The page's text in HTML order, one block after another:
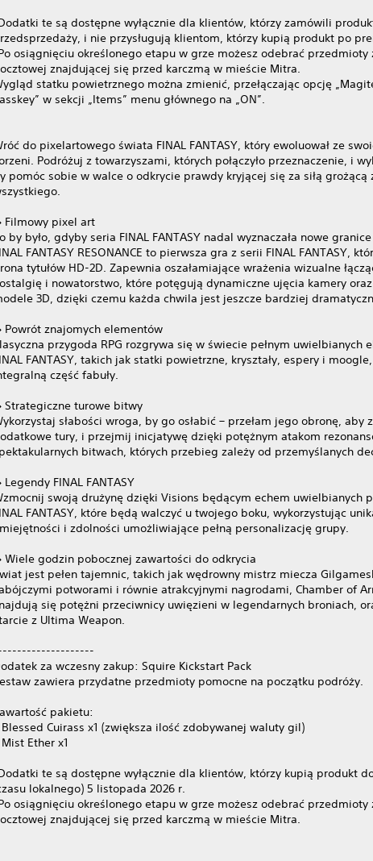
te są dostępne wyłącznie dla klientów, którzy zamówili
i nie przysługują klientom, którzy kupią produkt po
osiągnięciu określonego etapu w grze możesz odebrać przedmioty
znajdującej się przed karczmą w mieście Mitra.
statku powietrznego można zmienić, przełączając opcję
w sekcji „Items” menu głównego na „ON”.
do pixelartowego świata FINAL FANTASY, który ewoluował ze
Podróżuj z towarzyszami, których połączyło przeznaczenie, i
pomóc sobie w walce o odkrycie prawdy kryjącej się za siłą grożącą
Filmowy pixel art
by było, gdyby seria FINAL FANTASY nadal wyznaczała nowe
FANTASY RESONANCE to pierwsza gra z serii FINAL FANTASY,
tytułów HD-2D. Zapewnia oszałamiające wrażenia wizualne
i nowatorstwo, które potęgują dynamiczne ujęcia kamery
3D, dzięki czemu każda chwila jest jeszcze bardziej
Powrót znajomych elementów
przygoda RPG rozgrywa się w świecie pełnym uwielbianych
FANTASY, takich jak statki powietrzne, kryształy, espery i
część fabuły.
Strategiczne turowe bitwy
słabości wroga, by go osłabić – przełam jego obronę, aby
tury, i przejmij inicjatywę dzięki potężnym atakom
bitwach, których przebieg zależy od przemyślanych
FINAL FANTASY
swoją drużynę dzięki Visions będącym echem uwielbianych
FANTASY, które będą walczyć u twojego boku, wykorzystując
i zdolności umożliwiające pełną personalizację grupy.
Wiele godzin pobocznej zawartości do odkrycia
jest pełen tajemnic, takich jak wędrowny mistrz miecza
potworami i równie atrakcyjnymi nagrodami, Chamber of
się potężni przeciwnicy uwięzieni w legendarnych broniach,
z Ultima Weapon.
za wczesny zakup: Squire Kickstart Pack
zawiera przydatne przedmioty pomocne na początku podróży.
pakietu:
Blessed Cuirass x1 (zwiększa ilość zdobywanej waluty gil)
Mist Ether x1
te są dostępne wyłącznie dla klientów, którzy kupią produkt
lokalnego) 5 listopada 2026 r.
osiągnięciu określonego etapu w grze możesz odebrać przedmioty
znajdującej się przed karczmą w mieście Mitra.